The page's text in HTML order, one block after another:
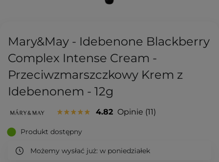
Mary&May - Idebenone Blackberry
Complex Intense Cream -
Przeciwzmarszczkowy Krem z
Idebenonem - 12g
4.82 Opinie 11
Produkt dostępny
Możemy wysłać już: w poniedziałek